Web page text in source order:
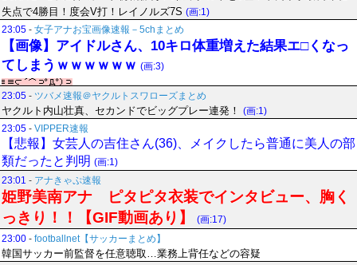
失点で4勝目！度会V打！レイノルズ7S (画:1)
23:05 - 女子アナお宝画像速報－5chまとめ
【画像】アイドルさん、10キロ体重増えた結果エ□くなっ
てしまうｗｗｗｗｗｗ (画:3)
23:05 - ツバメ速報＠ヤクルトスワローズまとめ
ヤクルト内山壮真、セカンドでビッグプレー連発！
(画:1)
23:05 - VIPPER速報
【悲報】女芸人の吉住さん(36)、メイクしたら普通に美人の部
類だったと判明 (画:1)
23:01 - アナきゃぷ速報
姫野美南アナ ピタピタ衣装でインタビュー、胸く
っきり！！【GIF動画あり】
(画:17)
23:00 - footballnet【サッカーまとめ】
韓国サッカー前監督を任意聴取…業務上背任などの容疑